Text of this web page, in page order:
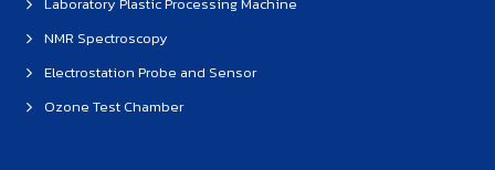
NMR Spectroscopy
Electrostation Probe and Sensor
Ozone Test Chamber